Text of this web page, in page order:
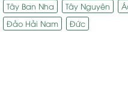
Tây Ban Nha
Tây Nguyên
Đảo Hải Nam
Đức